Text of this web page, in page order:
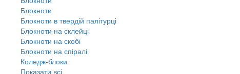
Блокноти
Блокноти в твердій палітурці
Блокноти на склейці
Блокноти на скобі
Блокноти на спіралі
Коледж-блоки
Показати всі